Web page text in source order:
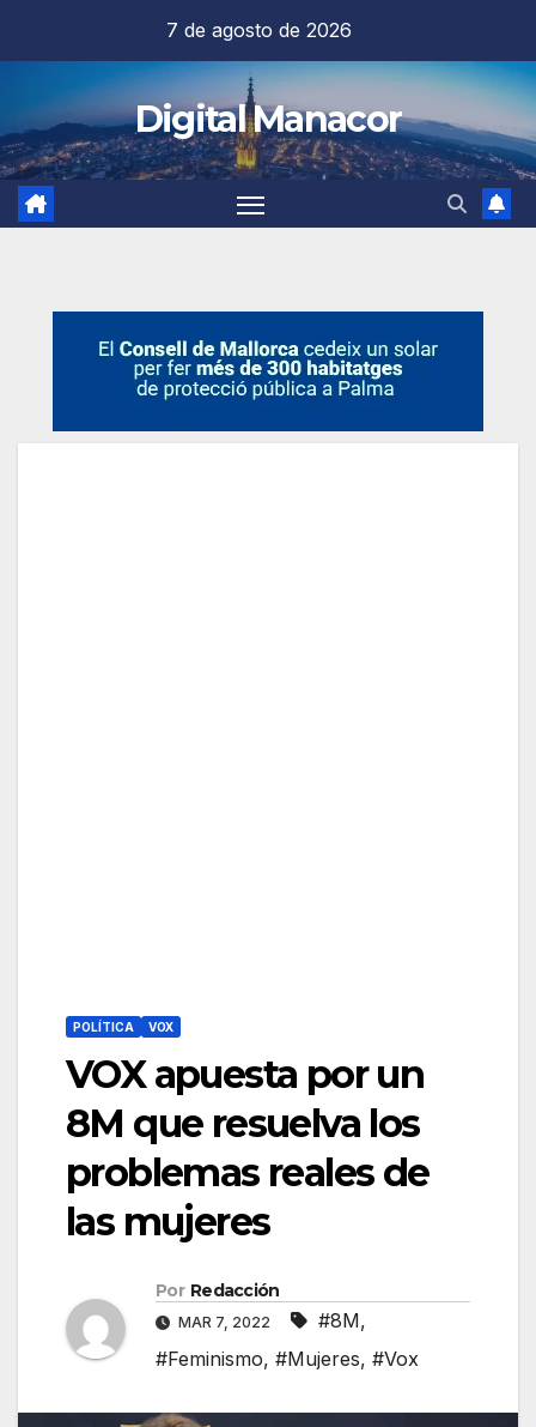
contenido
7 de agosto de 2026
Digital Manacor
POLÍTICA VOX
VOX apuesta por un
8M que resuelva los
problemas reales de
las mujeres
Por Redacción
MAR 7, 2022 #8M,
#Feminismo, #Mujeres, #Vox